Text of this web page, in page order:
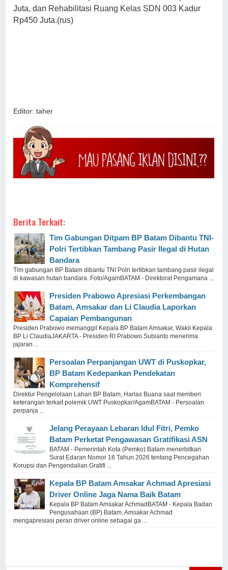
Juta, dan Rehabilitasi Ruang Kelas SDN 003 Kadur
Rp450 Juta.(rus)
Editor: taher
Berita Terkait:
Tim Gabungan Ditpam BP Batam Dibantu TNI-
Polri Tertibkan Tambang Pasir Ilegal di Hutan
Bandara
Tim gabungan BP Batam dibantu TNI Polri tertibkan tambang pasir ilegal
di kawasan hutan bandara. Foto/AgamBATAM - Direktorat Pengamana ...
Presiden Prabowo Apresiasi Perkembangan
Batam, Amsakar dan Li Claudia Laporkan
Capaian Pembangunan
Presiden Prabowo memanggil Kepala BP Batam Amsakar, Wakil Kepala
BP Li ClaudiaJAKARTA - Presiden RI Prabowo Subianto menerima
jajaran ...
Persoalan Perpanjangan UWT di Puskopkar,
BP Batam Kedepankan Pendekatan
Komprehensif
Direktur Pengelolaan Lahan BP Batam, Harlas Buana saat memberi
keterangan terkait polemik UWT Puskopkar/AgamBATAM - Persoalan
perpanja ...
Jelang Perayaan Lebaran Idul Fitri, Pemko
Batam Perketat Pengawasan Gratifikasi ASN
BATAM - Pemerintah Kota (Pemko) Batam menerbitkan
Surat Edaran Nomor 16 Tahun 2026 tentang Pencegahan
Korupsi dan Pengendalian Gratifi ...
Kepala BP Batam Amsakar Achmad Apresiasi
Driver Online Jaga Nama Baik Batam
Kepala BP Batam Amsakar AchmadBATAM - Kepala Badan
Pengusahaan (BP) Batam, Amsakar Achmad
mengapresiasi peran driver online sebagai ga ...